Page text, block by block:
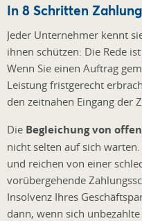
In 8 Schritten
Jeder Unternehmer kennt
ihnen schützen: Die Rede
Wenn Sie einen Auftrag
Leistung fristgerecht
den zeitnahen Eingang der
Die Begleichung von
nicht selten auf sich
und reichen von einer
vorübergehende
Insolvenz Ihres
dann, wenn sich